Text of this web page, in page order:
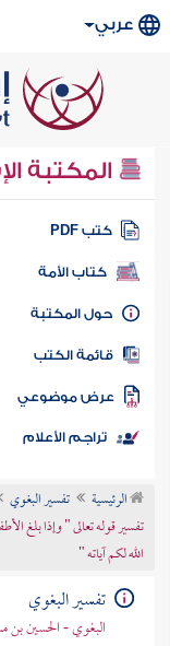
عربي
المكتبة
كتب PDF
كتاب الأمة
المكتبة
الكتب
موضوعي
تراجم الأعلام
الرئيسية تفسير البغوي
تفسير قوله تعالى " وإذا بلغ
الله لكم آياته "
تفسير البغوي
البغوي - الحسين بن